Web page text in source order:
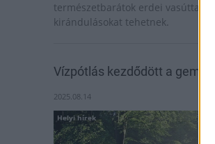
természetbarátok erdei vasúttal és
kirándulásokat tehetnek.
Vízpótlás kezdődött a
2025.08.14
Helyi hírek